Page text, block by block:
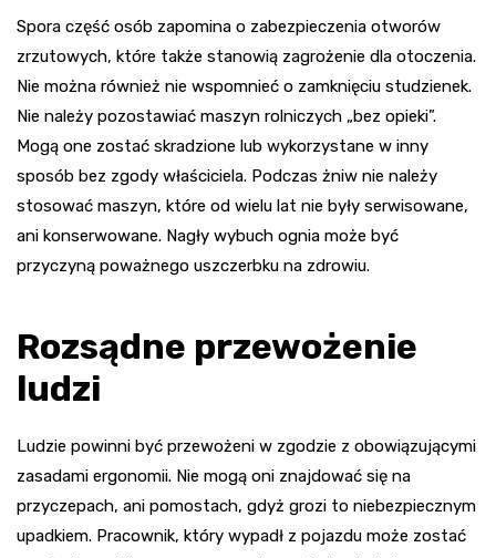
Spora część osób zapomina o zabezpieczenia otworów
zrzutowych, które także stanowią zagrożenie dla otoczenia.
Nie można również nie wspomnieć o zamknięciu studzienek.
Nie należy pozostawiać maszyn rolniczych „bez opieki”.
Mogą one zostać skradzione lub wykorzystane w inny
sposób bez zgody właściciela. Podczas żniw nie należy
stosować maszyn, które od wielu lat nie były serwisowane,
ani konserwowane. Nagły wybuch ognia może być
przyczyną poważnego uszczerbku na zdrowiu.
Rozsądne przewożenie
ludzi
Ludzie powinni być przewożeni w zgodzie z obowiązującymi
zasadami ergonomii. Nie mogą oni znajdować się na
przyczepach, ani pomostach, gdyż grozi to niebezpiecznym
upadkiem. Pracownik, który wypadł z pojazdu może zostać